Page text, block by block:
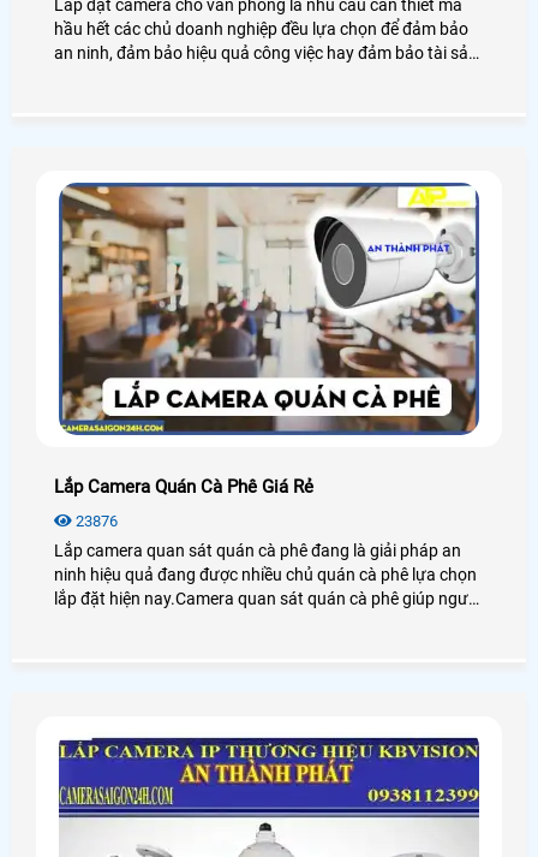
Lắp đặt camera cho văn phòng là nhu cầu cần thiết mà
hầu hết các chủ doanh nghiệp đều lựa chọn để đảm bảo
an ninh, đảm bảo hiệu quả công việc hay đảm bảo tài sản
Lắp Camera Quán Cà Phê Giá Rẻ
23876
Lắp camera quan sát quán cà phê đang là giải pháp an
ninh hiệu quả đang được nhiều chủ quán cà phê lựa chọn
lắp đặt hiện nay.Camera quan sát quán cà phê giúp người